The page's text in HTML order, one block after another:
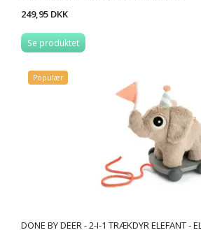
249,95 DKK
Se produktet
Populær
DONE BY DEER - 2-I-1 TRÆKDYR ELEFANT -